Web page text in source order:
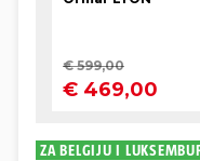
ZA BELGIJU I